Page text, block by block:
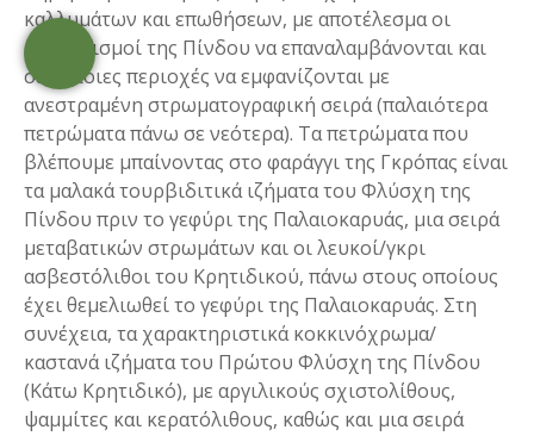
καλλυμάτων και επωθήσεων, με αποτέλεσμα οι
σχηματισμοί της Πίνδου να επαναλαμβάνονται και
σε κάποιες περιοχές να εμφανίζονται με
ανεστραμένη στρωματογραφική σειρά (παλαιότερα
πετρώματα πάνω σε νεότερα). Τα πετρώματα που
βλέπουμε μπαίνοντας στο φαράγγι της Γκρόπας είναι
τα μαλακά τουρβιδιτικά ιζήματα του Φλύσχη της
Πίνδου πριν το γεφύρι της Παλαιοκαρυάς, μια σειρά
μεταβατικών στρωμάτων και οι λευκοί/γκρι
ασβεστόλιθοι του Κρητιδικού, πάνω στους οποίους
έχει θεμελιωθεί το γεφύρι της Παλαιοκαρυάς. Στη
συνέχεια, τα χαρακτηριστικά κοκκινόχρωμα/
καστανά ιζήματα του Πρώτου Φλύσχη της Πίνδου
(Κάτω Κρητιδικό), με αργιλικούς σχιστολίθους,
ψαμμίτες και κερατόλιθους, καθώς και μια σειρά